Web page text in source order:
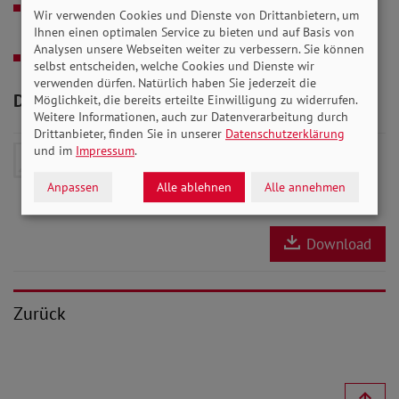
30.11.2023Das sozialpolitische Programm
festgelegt
30.11.2023Zu wenig Hilfe für arme Kinder
Downloads zum Artikel
SoVD-Zeitung Dezember 2023
(Ausgabe Mitteldeutschland /
Mecklenburg-Vorpommern)
Download
Zurück
Wir verwenden Cookies und Dienste von Drittanbietern, um
Ihnen einen optimalen Service zu bieten und auf Basis von
Analysen unsere Webseiten weiter zu verbessern. Sie können
selbst entscheiden, welche Cookies und Dienste wir
verwenden dürfen. Natürlich haben Sie jederzeit die
Möglichkeit, die bereits erteilte Einwilligung zu widerrufen.
Weitere Informationen, auch zur Datenverarbeitung durch
Drittanbieter, finden Sie in unserer Datenschutzerklärung
und im Impressum.
Anpassen Alle ablehnen Alle annehmen